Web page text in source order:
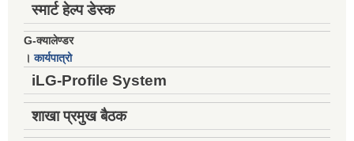
स्मार्ट हेल्प डेस्क
G-क्यालेण्डर
।कार्यपात्रो
iLG-Profile System
शाखा प्रमुख बैठक